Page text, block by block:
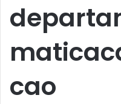
cao